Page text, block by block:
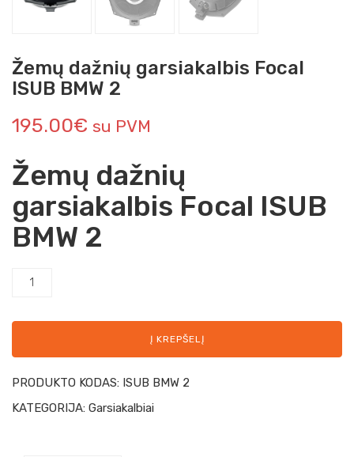
Žemų dažnių garsiakalbis Focal
ISUB BMW 2
195.00€ su PVM
Žemų dažnių
garsiakalbis Focal ISUB
BMW 2
Į KREPŠELĮ
PRODUKTO KODAS: ISUB BMW 2
KATEGORIJA: Garsiakalbiai